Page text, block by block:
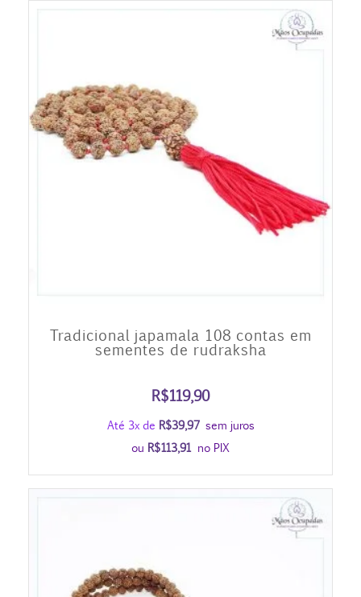
Tradicional japamala 108 contas em
sementes de rudraksha
R$119,90
Até 3x de R$39,97 sem juros
ou R$113,91 no PIX